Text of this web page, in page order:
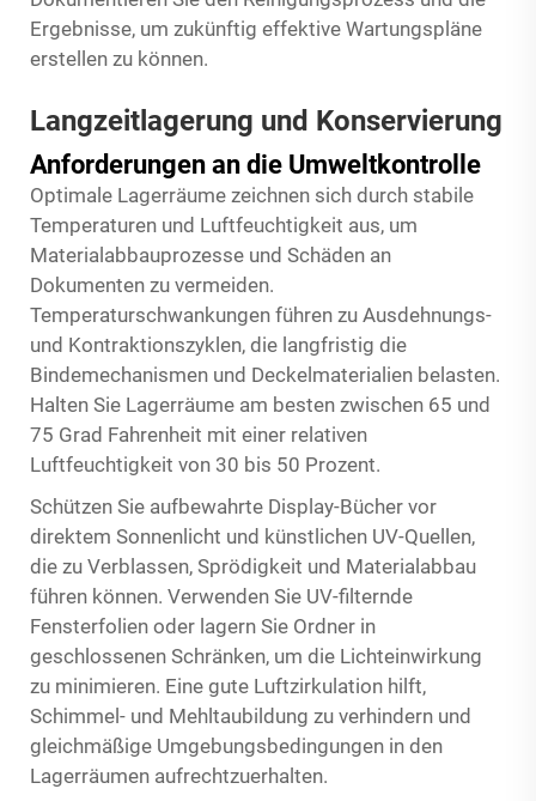
Ergebnisse, um zukünftig effektive Wartungspläne
erstellen zu können.
Langzeitlagerung und Konservierung
Anforderungen an die Umweltkontrolle
Optimale Lagerräume zeichnen sich durch stabile
Temperaturen und Luftfeuchtigkeit aus, um
Materialabbauprozesse und Schäden an
Dokumenten zu vermeiden.
Temperaturschwankungen führen zu Ausdehnungs-
und Kontraktionszyklen, die langfristig die
Bindemechanismen und Deckelmaterialien belasten.
Halten Sie Lagerräume am besten zwischen 65 und
75 Grad Fahrenheit mit einer relativen
Luftfeuchtigkeit von 30 bis 50 Prozent.
Schützen Sie aufbewahrte Display-Bücher vor
direktem Sonnenlicht und künstlichen UV-Quellen,
die zu Verblassen, Sprödigkeit und Materialabbau
führen können. Verwenden Sie UV-filternde
Fensterfolien oder lagern Sie Ordner in
geschlossenen Schränken, um die Lichteinwirkung
zu minimieren. Eine gute Luftzirkulation hilft,
Schimmel- und Mehltaubildung zu verhindern und
gleichmäßige Umgebungsbedingungen in den
Lagerräumen aufrechtzuerhalten.